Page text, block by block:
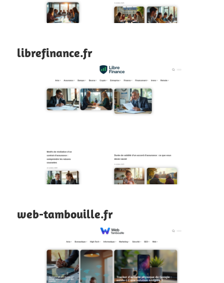
librefinance.fr
web-tambouille.fr